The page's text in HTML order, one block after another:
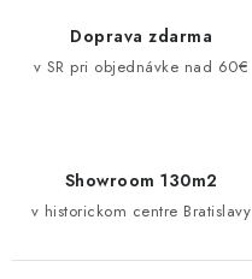
Doprava zdarma
v SR pri objednávke nad 60€
Showroom 130m2
v historickom centre Bratislavy